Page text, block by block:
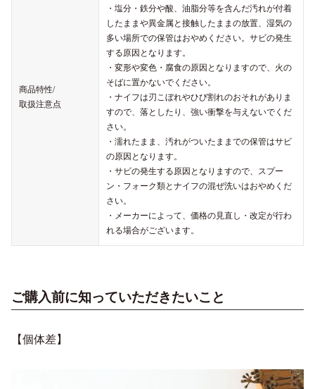
商品特性/
取扱注意点
・塩分・鉄分や酸、油脂分等を含んだ汚れが付着
したままや異金属と接触したままの放置、湿気の
多い場所での保管はおやめください。サビの発生
する原因となります。
・変形や変色・腐食の原因となりますので、火の
そばに置かないでください。
・ナイフは刃こぼれやひび割れのおそれがありま
すので、落としたり、強い衝撃を与えないでくだ
さい。
・濡れたまま、汚れがついたままでの保管はサビ
の原因となります。
・サビの発生する原因となりますので、スプー
ン・フォーク類とナイフの混ぜ洗いはおやめくだ
さい。
・メーカーによって、価格の見直し・改定が行わ
れる場合がございます。
ご購入前に知っていただきたいこと
【個体差】